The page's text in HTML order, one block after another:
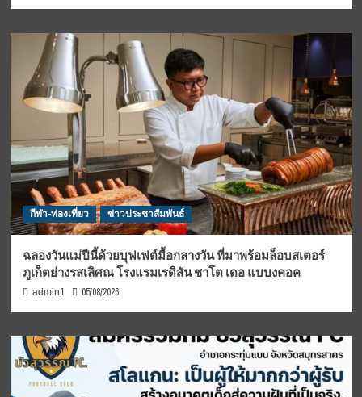
กีฬา-ท่องเที่ยว ข่าวประชาสัมพันธ์
ฉลองวันแม่ปีนี้ด้วยบุฟเฟต์มื้อกลางวัน ที่มาพร้อมล็อบสเตอร์
ภูเก็ตย่างรสเลิศณ โรงแรมเรดิสัน ชาโต เดอ แบบงคอค
admin1 05/08/2026